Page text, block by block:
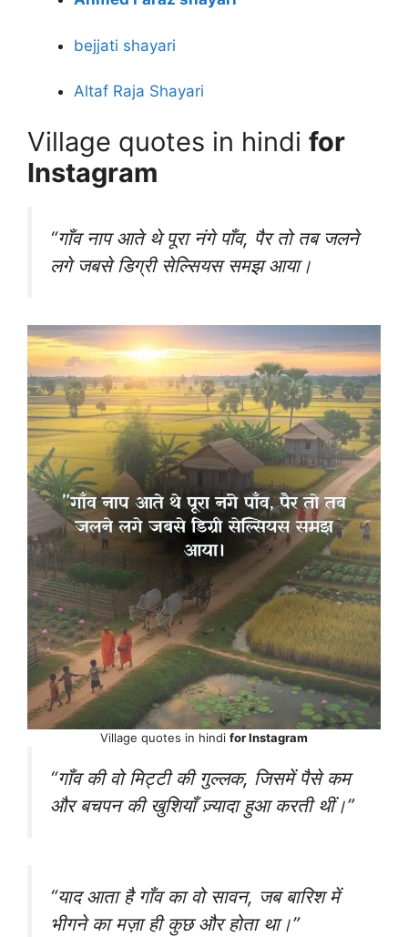
bejjati shayari
Altaf Raja Shayari
Village quotes in hindi for
Instagram
“गाँव नाप आते थे पूरा नंगे पाँव, पैर तो तब जलने
लगे जबसे डिग्री सेल्सियस समझ आया।
Village quotes in hindi for Instagram
“गाँव की वो मिट्टी की गुल्लक, जिसमें पैसे कम
और बचपन की खुशियाँ ज़्यादा हुआ करती थीं।”
“याद आता है गाँव का वो सावन, जब बारिश में
भीगने का मज़ा ही कुछ और होता था।”